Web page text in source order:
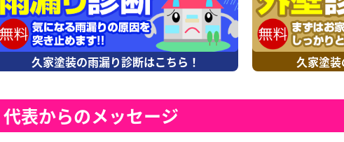
久家塗装の雨漏り診断はこちら！ 久家塗装
代表からのメッセージ